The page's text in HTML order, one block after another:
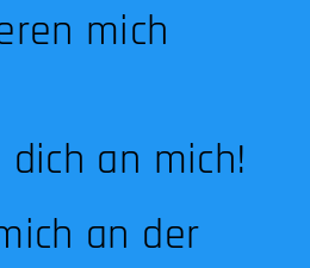
mich
an mich!
an der